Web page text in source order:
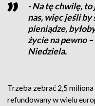
- Na tę chwilę,
nas, więc jeśli by
pieniądze,
życie na pewno
Niedziela.
Trzeba zebrać 2,5
refundowany w wielu